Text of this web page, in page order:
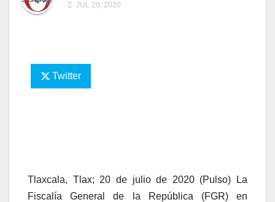
JUL 20, 2020
Twitter
Tlaxcala, Tlax; 20 de julio de 2020 (Pulso) La
Fiscalía General de la República (FGR) en